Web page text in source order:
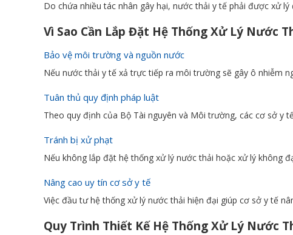
Do chứa nhiều tác nhân gây hại, nước thải y tế phải được xử lý
Vì Sao Cần Lắp Đặt Hệ Thống Xử Lý Nước
Bảo vệ môi trường và nguồn nước
Nếu nước thải y tế xả trực tiếp ra môi trường sẽ gây ô nhiễm
Tuân thủ quy định pháp luật
Theo quy định của Bộ Tài nguyên và Môi trường, các cơ sở y
Tránh bị xử phạt
Nếu không lắp đặt hệ thống xử lý nước thải hoặc xử lý không
Nâng cao uy tín cơ sở y tế
Việc đầu tư hệ thống xử lý nước thải hiện đại giúp cơ sở y tế
Quy Trình Thiết Kế Hệ Thống Xử Lý Nước